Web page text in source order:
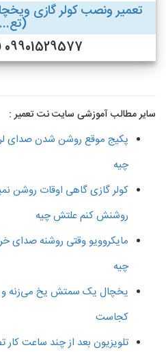
تعمیر ونصب کولر گازی
(تع...
09901529577 (کوهدشت)
سایر مطالب آموزشی سایت نت تعمیر :
پکیج موقع روشن شدن صدای
چیه
کولر گازی گاهی اوقات روشن
روشنش کنم علتش چیه
مایکروویو وقتی روشنه صدای
چیه
یخچال یک سمتش یخ می‌زنه و
کجاست
تلویزیون بعد از چند ساعت کار